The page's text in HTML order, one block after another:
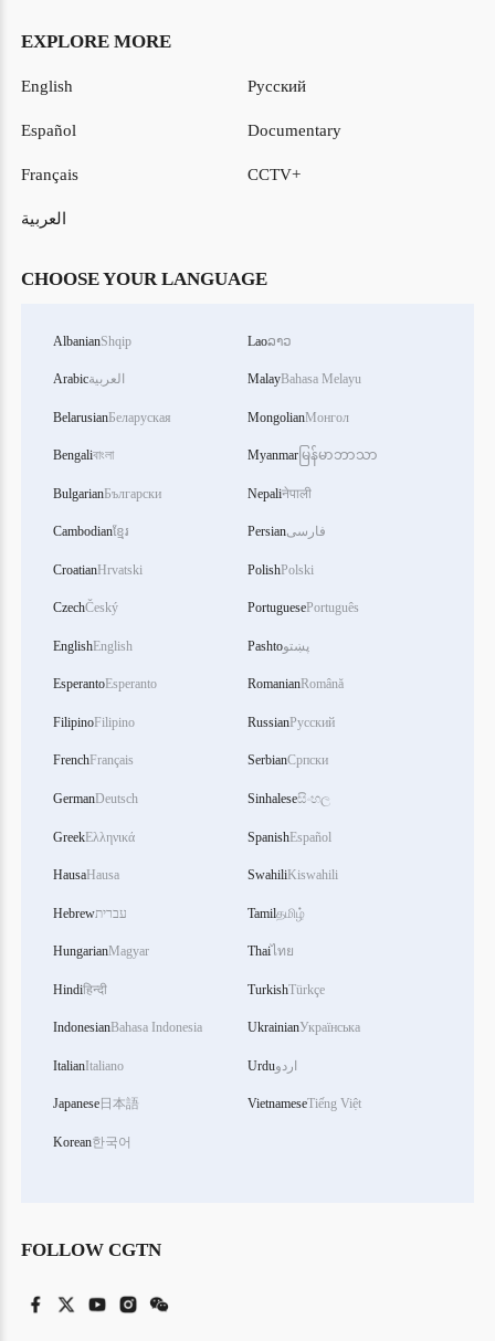
EXPLORE MORE
English
Español
Français
العربية
Русский
Documentary
CCTV+
CHOOSE YOUR LANGUAGE
AlbanianShqip
Arabicالعربية
BelarusianБеларуская
Bengaliবাংলা
BulgarianБългарски
Cambodianខ្មែរ
CroatianHrvatski
CzechČeský
EnglishEnglish
EsperantoEsperanto
FilipinoFilipino
FrenchFrançais
GermanDeutsch
GreekΕλληνικά
HausaHausa
Hebrewעברית
HungarianMagyar
Hindiहिन्दी
IndonesianBahasa Indonesia
ItalianItaliano
Japanese日本語
Korean한국어
Laoລາວ
MalayBahasa Melayu
MongolianМонгол
Myanmar မြန်မာဘာသာ
Nepaliनेपाली
Persianفارسی
PolishPolski
PortuguesePortuguês
Pashtoپښتو
RomanianRomână
RussianРусский
SerbianСрпски
Sinhaleseසිංහල
SpanishEspañol
SwahiliKiswahili
Tamilதமிழ்
Thaiไทย
TurkishTürkçe
UkrainianУкраїнська
Urduاردو
VietnameseTiếng Việt
FOLLOW CGTN